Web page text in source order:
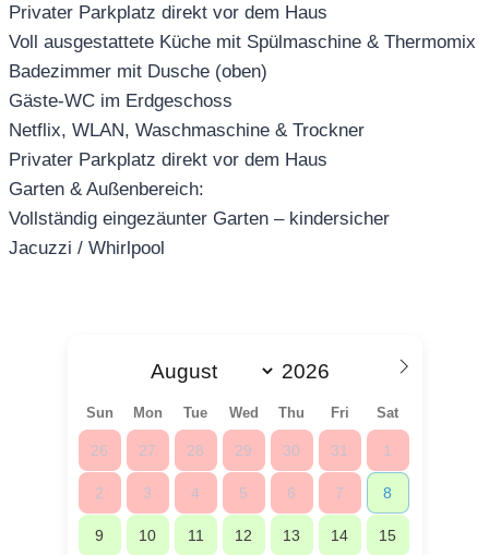
Privater Parkplatz direkt vor dem Haus
Voll ausgestattete Küche mit Spülmaschine & Thermomix
Badezimmer mit Dusche (oben)
Gäste-WC im Erdgeschoss
Netflix, WLAN, Waschmaschine & Trockner
Privater Parkplatz direkt vor dem Haus
Garten & Außenbereich:
Vollständig eingezäunter Garten – kindersicher
Jacuzzi / Whirlpool
Sun Mon Tue Wed Thu Fri Sat
26 27 28 29 30 31 1
2 3 4 5 6 7 8
9 10 11 12 13 14 15